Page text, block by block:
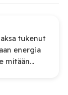
tukenut
energia
mitään...